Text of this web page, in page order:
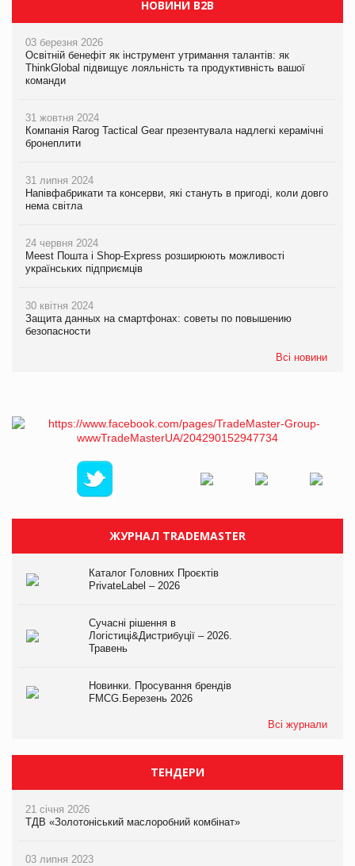
НОВИНИ B2B
03 березня 2026
Освітній бенефіт як інструмент утримання талантів: як
ThinkGlobal підвищує лояльність та продуктивність вашої
команди
31 жовтня 2024
Компанія Rarog Tactical Gear презентувала надлегкі керамічні
бронеплити
31 липня 2024
Напівфабрикати та консерви, які стануть в пригоді, коли довго
нема світла
24 червня 2024
Meest Пошта і Shop-Express розширюють можливості
українських підприємців
30 квітня 2024
Защита данных на смартфонах: советы по повышению
безопасности
Всі новини
ЖУРНАЛ TRADEMASTER
Каталог Головних Проєктів
PrivateLabel – 2026
Сучасні рішення в
Логістиці&Дистрибуції – 2026.
Травень
Новинки. Просування брендів
FMCG.Березень 2026
Всі журнали
ТЕНДЕРИ
21 січня 2026
ТДВ «Золотоніський маслоробний комбінат»
03 липня 2023